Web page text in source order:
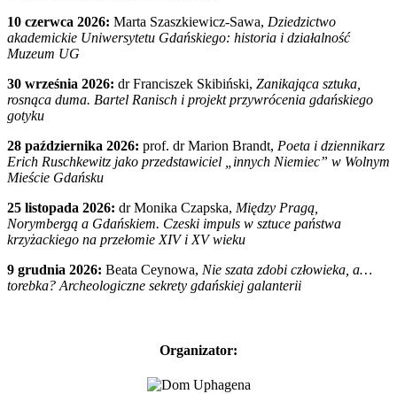
10 czerwca 2026: Marta Szaszkiewicz-Sawa, Dziedzictwo
akademickie Uniwersytetu Gdańskiego: historia i działalność
Muzeum UG
30 września 2026: dr Franciszek Skibiński, Zanikająca sztuka,
rosnąca duma. Bartel Ranisch i projekt przywrócenia gdańskiego
gotyku
28 października 2026: prof. dr Marion Brandt, Poeta i dziennikarz
Erich Ruschkewitz jako przedstawiciel „innych Niemiec” w Wolnym
Mieście Gdańsku
25 listopada 2026: dr Monika Czapska, Między Pragą,
Norymbergą a Gdańskiem. Czeski impuls w sztuce państwa
krzyżackiego na przełomie XIV i XV wieku
9 grudnia 2026: Beata Ceynowa, Nie szata zdobi człowieka, a…
torebka? Archeologiczne sekrety gdańskiej galanterii
Organizator: